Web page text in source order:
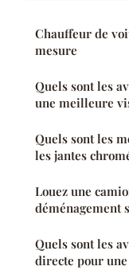
Chauffeur de
mesure
Quels sont les
une meilleure
Quels sont les
les jantes
Louez une
déménagement
Quels sont les
directe pour